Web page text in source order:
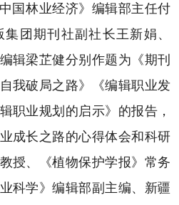
国林业经济》编辑部主任付
团期刊社副社长王新娟、
辑梁芷健分别作题为《期刊
我破局之路》《编辑职业发
职业规划的启示》的报告，
成长之路的心得体会和科研
授、《植物保护学报》常务
科学》编辑部副主编、新疆